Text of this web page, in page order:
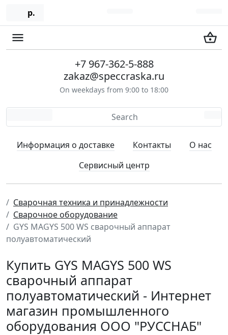
р.
+7 967-362-5-888
zakaz@speccraska.ru
On weekdays from 9:00 to 18:00
Информация о доставке Контакты
О нас
Сервисный центр
Сварочная техника и принадлежности
Сварочное оборудование
GYS MAGYS 500 WS сварочный аппарат
полуавтоматический
Купить GYS MAGYS 500 WS
сварочный аппарат
полуавтоматический - Интернет
магазин промышленного
оборудования ООО "РУССНАБ"